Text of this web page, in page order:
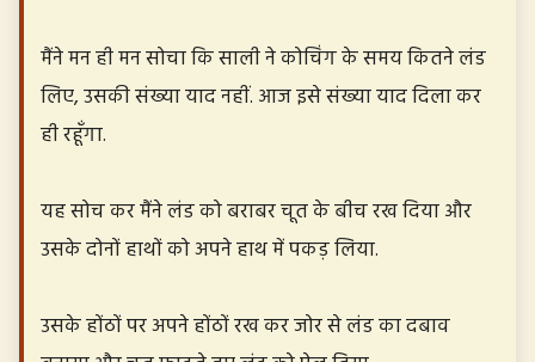
मैंने मन ही मन सोचा कि साली ने कोचिंग के समय कितने लंड
लिए, उसकी संख्या याद नहीं. आज इसे संख्या याद दिला कर
ही रहूँगा.
यह सोच कर मैंने लंड को बराबर चूत के बीच रख दिया और
उसके दोनों हाथों को अपने हाथ में पकड़ लिया.
उसके होंठों पर अपने होंठों रख कर जोर से लंड का दबाव